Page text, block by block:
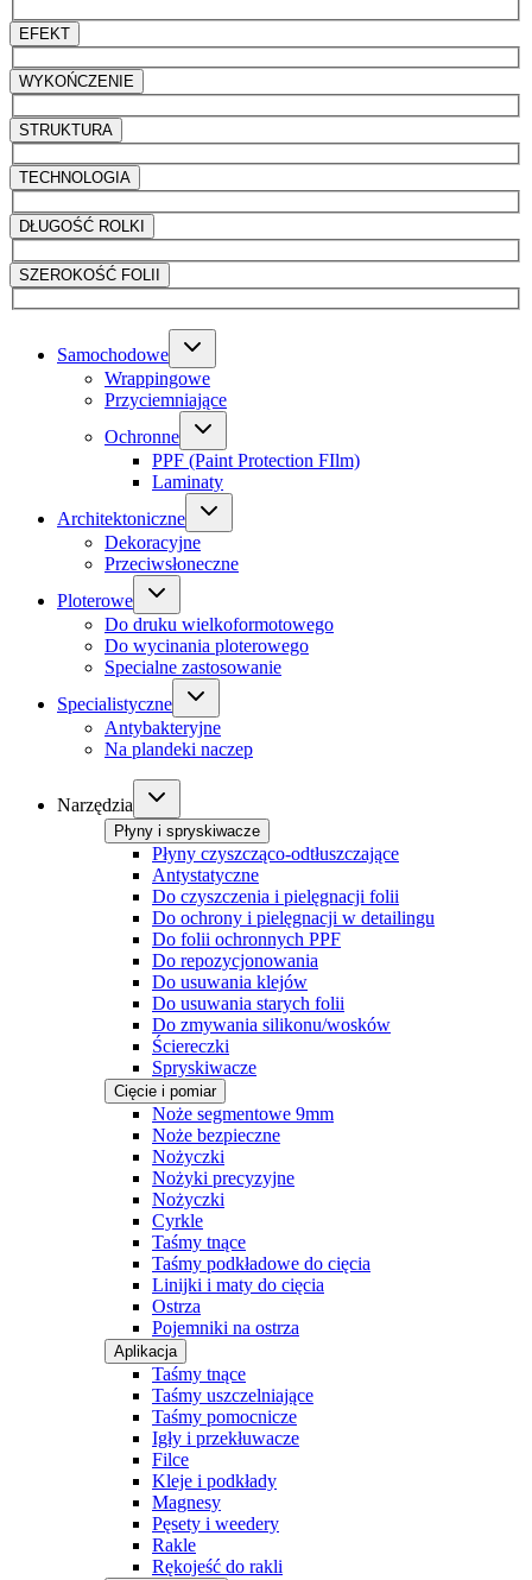
EFEKT
WYKOŃCZENIE
STRUKTURA
TECHNOLOGIA
DŁUGOŚĆ ROLKI
SZEROKOŚĆ FOLII
Samochodowe
Wrappingowe
Przyciemniające
Ochronne
PPF (Paint Protection FIlm)
Laminaty
Architektoniczne
Dekoracyjne
Przeciwsłoneczne
Ploterowe
Do druku wielkoformotowego
Do wycinania ploterowego
Specialne zastosowanie
Specialistyczne
Antybakteryjne
Na plandeki naczep
Narzędzia
Płyny i spryskiwacze
Płyny czyszcząco-odtłuszczające
Antystatyczne
Do czyszczenia i pielęgnacji folii
Do ochrony i pielęgnacji w detailingu
Do folii ochronnych PPF
Do repozycjonowania
Do usuwania klejów
Do usuwania starych folii
Do zmywania silikonu/wosków
Ściereczki
Spryskiwacze
Cięcie i pomiar
Noże segmentowe 9mm
Noże bezpieczne
Nożyczki
Nożyki precyzyjne
Nożyczki
Cyrkle
Taśmy tnące
Taśmy podkładowe do cięcia
Linijki i maty do cięcia
Ostrza
Pojemniki na ostrza
Aplikacja
Taśmy tnące
Taśmy uszczelniające
Taśmy pomocnicze
Igły i przekłuwacze
Filce
Kleje i podkłady
Magnesy
Pęsety i weedery
Rakle
Rękojeść do rakli